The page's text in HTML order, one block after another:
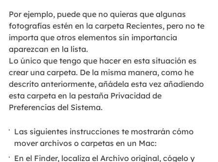
Por ejemplo, puede que no quieras que algunas
fotografías estén en la carpeta Recientes, pero no te
importa que otros elementos sin importancia
aparezcan en la lista.
Lo único que tengo que hacer en esta situación es
crear una carpeta. De la misma manera, como he
descrito anteriormente, añádela esta vez añadiendo
esta carpeta en la pestaña Privacidad de
Preferencias del Sistema.
Las siguientes instrucciones te mostrarán cómo
mover archivos o carpetas en un Mac:
En el Finder, localiza el Archivo original, cógelo y